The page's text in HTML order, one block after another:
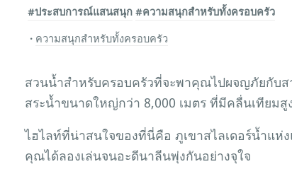
#ประสบการณ์แสนสนุก #ความสนุกสำหรับทั้งครอบครัว
ความสนุกสำหรับทั้งครอบครัว
สวนน้ำสำหรับครอบครัวที่จะพาคุณไปผจญภัยกับส
สระน้ำขนาดใหญ่กว่า 8,000 เมตร ที่มีคลื่นเทียมสู
ไฮไลท์ที่น่าสนใจของที่นี่คือ ภูเขาสไลเดอร์น้ำแห่
คุณได้ลองเล่นจนอะดีนาลีนพุ่งกันอย่างจุใจ